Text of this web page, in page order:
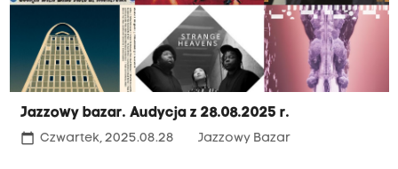
Jazzowy bazar. Audycja z 28.08.2025 r.
calendar_today Czwartek, 2025.08.28 Jazzowy Bazar